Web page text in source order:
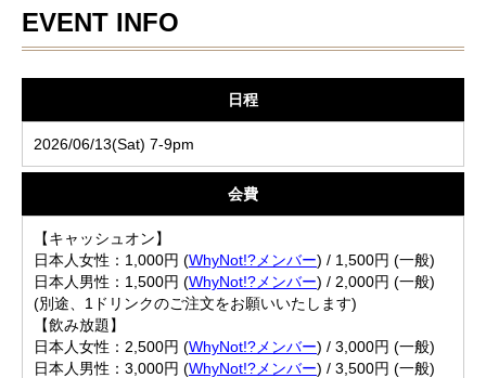
EVENT INFO
日程
2026/06/13(Sat) 7-9pm
会費
【キャッシュオン】
日本人女性：1,000円 (WhyNot!?メンバー) / 1,500円 (一般)
日本人男性：1,500円 (WhyNot!?メンバー) / 2,000円 (一般)
(別途、1ドリンクのご注文をお願いいたします)
【飲み放題】
日本人女性：2,500円 (WhyNot!?メンバー) / 3,000円 (一般)
日本人男性：3,000円 (WhyNot!?メンバー) / 3,500円 (一般)